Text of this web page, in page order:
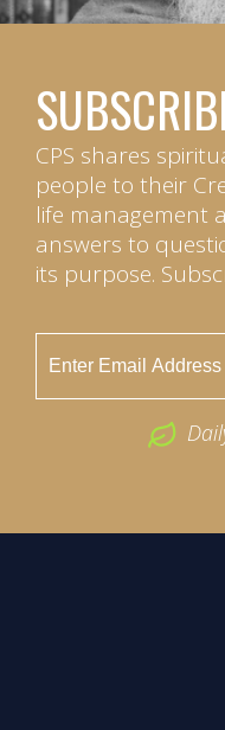
CPS shares
people to their
life management
answers to
its purpose.